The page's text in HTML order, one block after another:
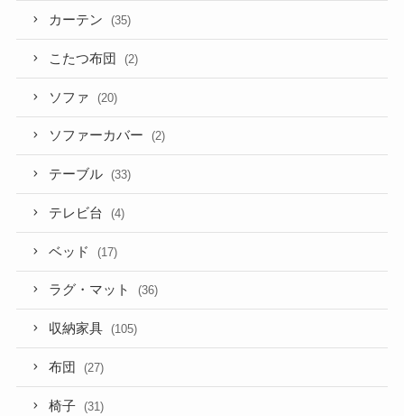
カーテン (35)
こたつ布団 (2)
ソファ (20)
ソファーカバー (2)
テーブル (33)
テレビ台 (4)
ベッド (17)
ラグ・マット (36)
収納家具 (105)
布団 (27)
椅子 (31)